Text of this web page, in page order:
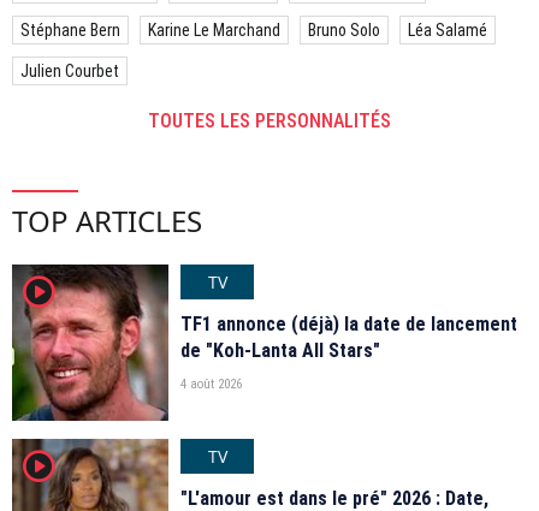
Stéphane Bern Karine Le Marchand Bruno Solo Léa Salamé
Julien Courbet
TOUTES LES PERSONNALITÉS
TOP ARTICLES
player2
TV
TF1 annonce (déjà) la date de lancement
de "Koh-Lanta All Stars"
4 août 2026
player2
TV
"L'amour est dans le pré" 2026 : Date,